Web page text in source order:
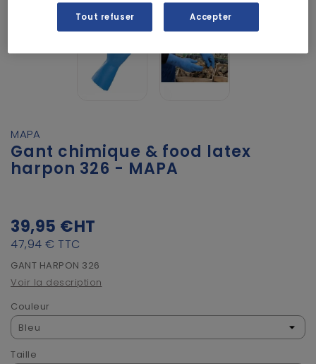
MAPA
Gant chimique & food latex
harpon 326 - MAPA
39,95 €HT
47,94 € TTC
GANT HARPON 326
Voir la description
Couleur
Taille
Tout refuser Accepter